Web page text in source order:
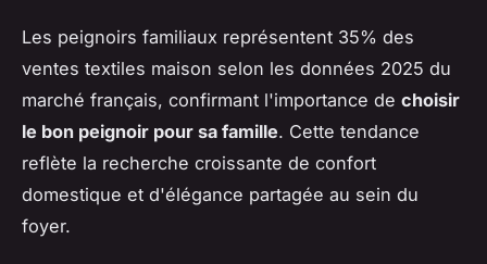
Les peignoirs familiaux représentent 35% des
ventes textiles maison selon les données 2025 du
marché français, confirmant l'importance de choisir
le bon peignoir pour sa famille. Cette tendance
reflète la recherche croissante de confort
domestique et d'élégance partagée au sein du
foyer.